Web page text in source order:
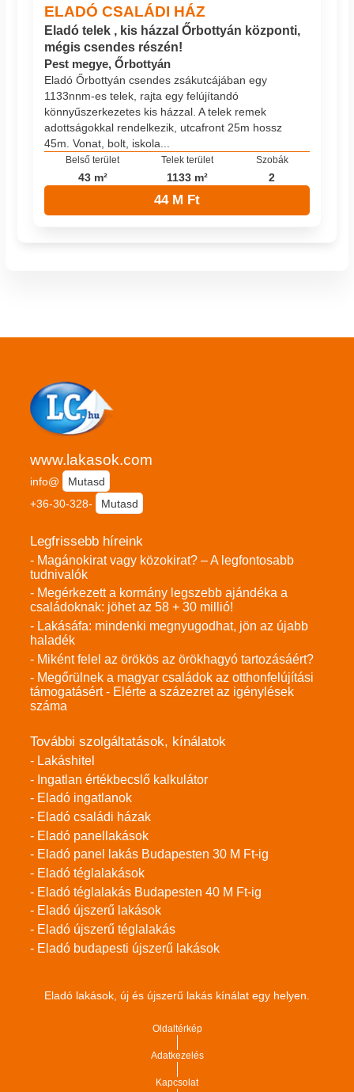
ELADÓ CSALÁDI HÁZ
Eladó telek , kis házzal Őrbottyán központi,
mégis csendes részén!
Pest megye, Őrbottyán
Eladó Őrbottyán csendes zsákutcájában egy
1133nnm-es telek, rajta egy felújítandó
könnyűszerkezetes kis házzal. A telek remek
adottságokkal rendelkezik, utcafront 25m hossz
45m. Vonat, bolt, iskola...
Belső terület
43 m²
Telek terület
1133 m²
Szobák
2
44 M Ft
www.lakasok.com
info@
Mutasd
+36-30-328-
Mutasd
Legfrissebb híreink
- Magánokirat vagy közokirat? – A legfontosabb
tudnivalók
- Megérkezett a kormány legszebb ajándéka a
családoknak: jöhet az 58 + 30 millió!
- Lakásáfa: mindenki megnyugodhat, jön az újabb
haladék
- Miként felel az örökös az örökhagyó tartozásáért?
- Megőrülnek a magyar családok az otthonfelújítási
támogatásért - Elérte a százezret az igénylések
száma
További szolgáltatások, kínálatok
- Lakáshitel
- Ingatlan értékbecslő kalkulátor
- Eladó ingatlanok
- Eladó családi házak
- Eladó panellakások
- Eladó panel lakás Budapesten 30 M Ft-ig
- Eladó téglalakások
- Eladó téglalakás Budapesten 40 M Ft-ig
- Eladó újszerű lakások
- Eladó újszerű téglalakás
- Eladó budapesti újszerű lakások
Eladó lakások, új és újszerű lakás kínálat egy helyen.
Oldaltérkép
Adatkezelés
Kapcsolat